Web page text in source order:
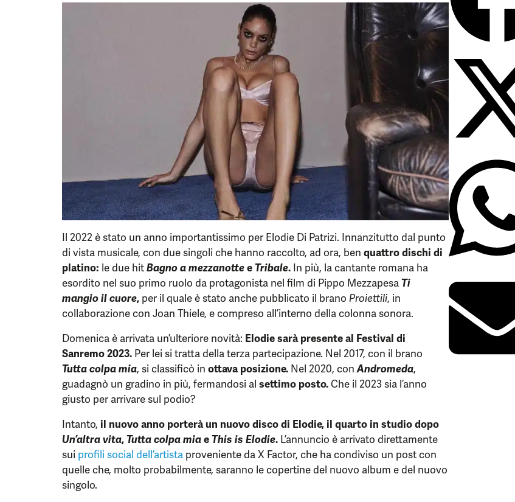
Il 2022 è stato un anno importantissimo per Elodie Di Patrizi. Innanzitutto dal punto
di vista musicale, con due singoli che hanno raccolto, ad ora, ben quattro dischi di
platino: le due hitBagno a mezzanotteeTribale. In più, la cantante romana ha
esordito nel suo primo ruolo da protagonista nel film di Pippo MezzapesaTi
mangio il cuore, per il quale è stato anche pubblicato il brano Proiettili, in
collaborazione con Joan Thiele, e compreso all’interno della colonna sonora.
Domenica è arrivata un’ulteriore novità: Elodie sarà presente al Festival di
Sanremo 2023. Per lei si tratta della terza partecipazione. Nel 2017, con il brano
Tutta colpa mia, si classificò in ottava posizione. Nel 2020, conAndromeda,
guadagnò un gradino in più, fermandosi al settimo posto.Che il 2023 sia l’anno
giusto per arrivare sul podio?
Intanto, il nuovo anno porterà un nuovo disco di Elodie, il quarto in studio dopo
Un’altra vita,Tutta colpa miaeThis is Elodie. L’annuncio è arrivato direttamente
sui profili social dell’artista proveniente da X Factor, che ha condiviso un post con
quelle che, molto probabilmente, saranno le copertine del nuovo album e del nuovo
singolo.